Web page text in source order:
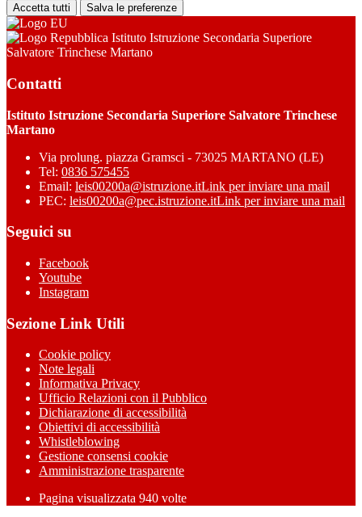
Accetta tutti Salva le preferenze
Istituto Istruzione Secondaria Superiore
Salvatore Trinchese Martano
Contatti
Istituto Istruzione Secondaria Superiore Salvatore Trinchese
Martano
Via prolung. piazza Gramsci - 73025 MARTANO (LE)
Tel: 0836 575455
Email: leis00200a@istruzione.itLink per inviare una mail
PEC: leis00200a@pec.istruzione.itLink per inviare una mail
Seguici su
Facebook
Youtube
Instagram
Sezione Link Utili
Cookie policy
Note legali
Informativa Privacy
Ufficio Relazioni con il Pubblico
Dichiarazione di accessibilità
Obiettivi di accessibilità
Whistleblowing
Gestione consensi cookie
Amministrazione trasparente
Pagina visualizzata 940 volte